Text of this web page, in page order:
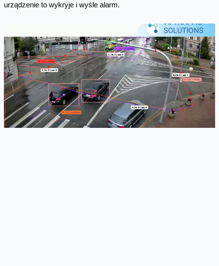
urządzenie to wykryje i wyśle alarm.